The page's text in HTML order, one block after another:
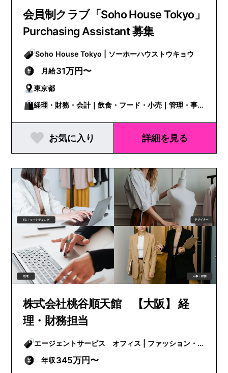
会員制クラブ「Soho House Tokyo」
Purchasing Assistant 募集
Soho House Tokyo | ソーホーハウストウキョウ
月給31万円〜
東京都
経理・財務・会計｜飲食・フード・小売｜管理・事
務
お気に入り 詳細を見る
株式会社桃谷順天館 【大阪】 経
理・財務担当
エージェントサービス オフィス | ファッション・
ビューティー
年収345万円〜